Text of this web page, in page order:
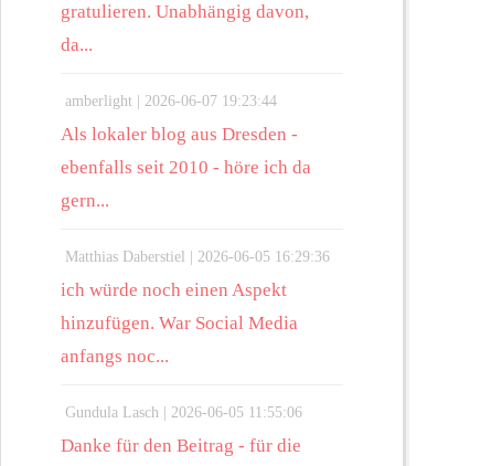
gratulieren. Unabhängig davon,
da...
amberlight | 2026-06-07 19:23:44
Als lokaler blog aus Dresden -
ebenfalls seit 2010 - höre ich da
gern...
Matthias Daberstiel | 2026-06-05 16:29:36
ich würde noch einen Aspekt
hinzufügen. War Social Media
anfangs noc...
Gundula Lasch | 2026-06-05 11:55:06
Danke für den Beitrag - für die